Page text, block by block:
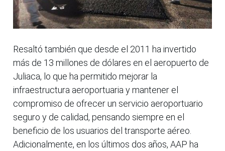
Resaltó también que desde el 2011 ha invertido
más de 13 millones de dólares en el aeropuerto de
Juliaca, lo que ha permitido mejorar la
infraestructura aeroportuaria y mantener el
compromiso de ofrecer un servicio aeroportuario
seguro y de calidad, pensando siempre en el
beneficio de los usuarios del transporte aéreo.
Adicionalmente, en los últimos dos años, AAP ha